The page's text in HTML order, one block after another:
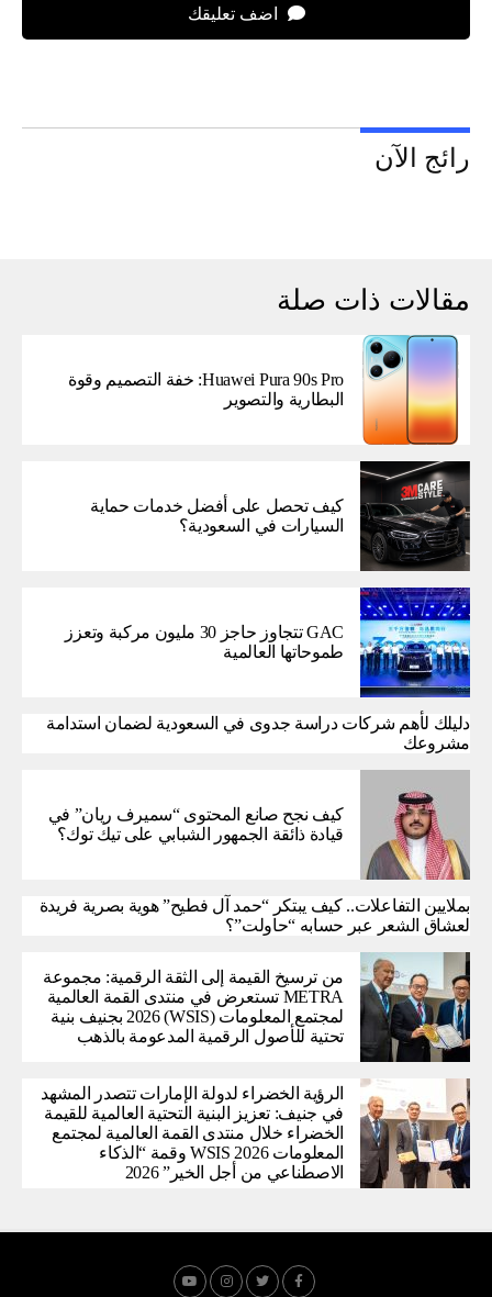
اضف تعليقك
رائج الآن
مقالات ذات صلة
Huawei Pura 90s Pro: خفة التصميم وقوة
البطارية والتصوير
كيف تحصل على أفضل خدمات حماية
السيارات في السعودية؟
GAC تتجاوز حاجز 30 مليون مركبة وتعزز
طموحاتها العالمية
دليلك لأهم شركات دراسة جدوى في السعودية لضمان استدامة
مشروعك
كيف نجح صانع المحتوى “سميرف ريان” في
قيادة ذائقة الجمهور الشبابي على تيك توك؟
بملايين التفاعلات.. كيف يبتكر “حمد آل فطيح” هوية بصرية فريدة
لعشاق الشعر عبر حسابه “حاولت”؟
من ترسيخ القيمة إلى الثقة الرقمية: مجموعة
METRA تستعرض في منتدى القمة العالمية
لمجتمع المعلومات (WSIS) 2026 بجنيف بنية
تحتية للأصول الرقمية المدعومة بالذهب
الرؤية الخضراء لدولة الإمارات تتصدر المشهد
في جنيف: تعزيز البنية التحتية العالمية للقيمة
الخضراء خلال منتدى القمة العالمية لمجتمع
المعلومات WSIS 2026 وقمة “الذكاء
الاصطناعي من أجل الخير” 2026